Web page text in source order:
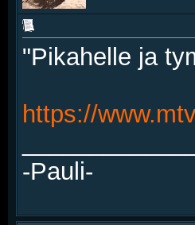
"Pikahelle ja
https://
-Pauli-